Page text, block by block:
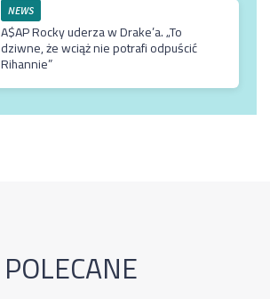
NEWS
A$AP Rocky uderza w Drake’a. „To
dziwne, że wciąż nie potrafi odpuścić
Rihannie”
POLECANE